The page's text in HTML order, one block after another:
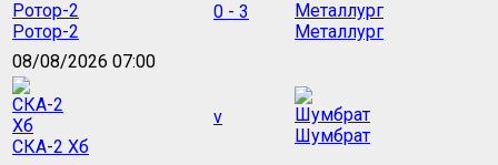
Ротор-2
0 - 3
Металлург
08/08/2026 07:00
СКА-2 Хб
v
Шумбрат